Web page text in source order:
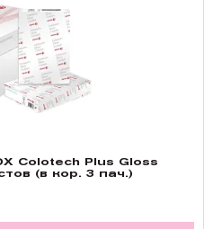
Colotech Plus Gloss
(в кор. 3 пач.)